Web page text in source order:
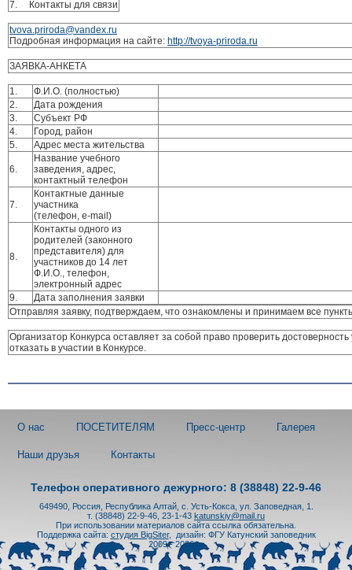
7. Контакты для связи
tvova.priroda@vandex.ru
Подробная информация на сайте: http://tvoya-priroda.ru
ЗАЯВКА-АНКЕТА
1.
Ф.И.О. (полностью)
2.
Дата рождения
3.
Субъект РФ
4.
Город, район
5.
Адрес места жительства
6.
Название учебного
заведения, адрес,
контактный телефон
7.
Контактные данные
участника
(телефон, e-mail)
8.
Контакты одного из
родителей (законного
представителя) для
участников до 14 лет
Ф.И.О., телефон,
электронный адрес
9.
Дата заполнения заявки
Отправляя заявку, подтверждаем, что ознакомлены и принимаем все
Организатор Конкурса оставляет за собой право проверить
отказать в участии в Конкурсе.
О нас ПОСЕТИТЕЛЯМ Пресс-центр Галерея
Наши друзья Контакты
Телефон оперативного дежурного: 8 (38848) 22-9-46
649490, Россия, Республика Алтай, с. Усть-Кокса, ул. Заповедная, 1.
т. (38848) 22-9-46, 23-1-43 katunskiy@mail.ru
При использовании материалов сайта ссылка обязательна.
Поддержка сайта: студия BigSiter,
дизайн: ФГУ Катунский заповедник
2009 - 2026 гг.